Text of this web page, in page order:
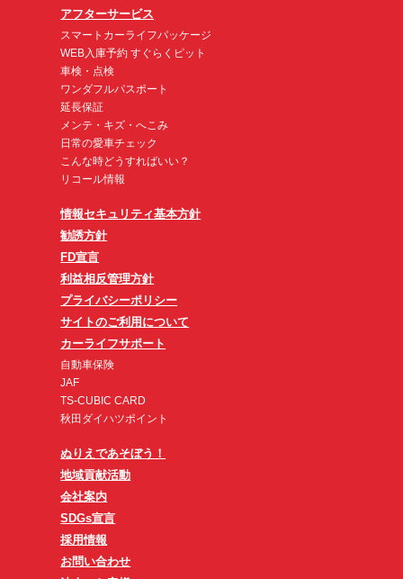
アフターサービス
スマートカーライフパッケージ
WEB入庫予約 すぐらくピット
車検・点検
ワンダフルパスポート
延長保証
メンテ・キズ・へこみ
日常の愛車チェック
こんな時どうすればいい？
リコール情報
情報セキュリティ基本方針
勧誘方針
FD宣言
利益相反管理方針
プライバシーポリシー
サイトのご利用について
カーライフサポート
自動車保険
JAF
TS-CUBIC CARD
秋田ダイハツポイント
ぬりえであそぼう！
地域貢献活動
会社案内
SDGs宣言
採用情報
お問い合わせ